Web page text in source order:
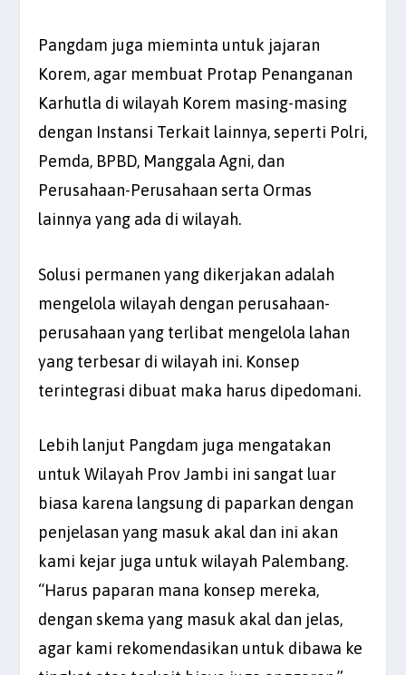
Pangdam juga mieminta untuk jajaran
Korem, agar membuat Protap Penanganan
Karhutla di wilayah Korem masing-masing
dengan Instansi Terkait lainnya, seperti Polri,
Pemda, BPBD, Manggala Agni, dan
Perusahaan-Perusahaan serta Ormas
lainnya yang ada di wilayah.
Solusi permanen yang dikerjakan adalah
mengelola wilayah dengan perusahaan-
perusahaan yang terlibat mengelola lahan
yang terbesar di wilayah ini. Konsep
terintegrasi dibuat maka harus dipedomani.
Lebih lanjut Pangdam juga mengatakan
untuk Wilayah Prov Jambi ini sangat luar
biasa karena langsung di paparkan dengan
penjelasan yang masuk akal dan ini akan
kami kejar juga untuk wilayah Palembang.
“Harus paparan mana konsep mereka,
dengan skema yang masuk akal dan jelas,
agar kami rekomendasikan untuk dibawa ke